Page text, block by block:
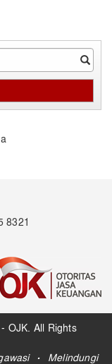
8321
OJK. All Rights
. Melindungi